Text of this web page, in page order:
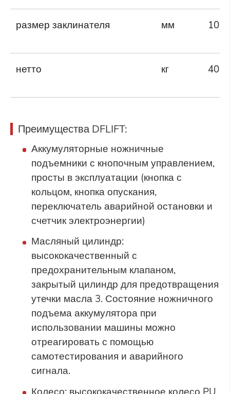
размер заклинателя мм 100
нетто кг 40
Преимущества DFLIFT:
Аккумуляторные ножничные
подъемники с кнопочным управлением,
просты в эксплуатации (кнопка с
кольцом, кнопка опускания,
переключатель аварийной остановки и
счетчик электроэнергии)
Масляный цилиндр:
высококачественный с
предохранительным клапаном,
закрытый цилиндр для предотвращения
утечки масла 3. Состояние ножничного
подъема аккумулятора при
использовании машины можно
отреагировать с помощью
самотестирования и аварийного
сигнала.
Колесо: высококачественное колесо PU,